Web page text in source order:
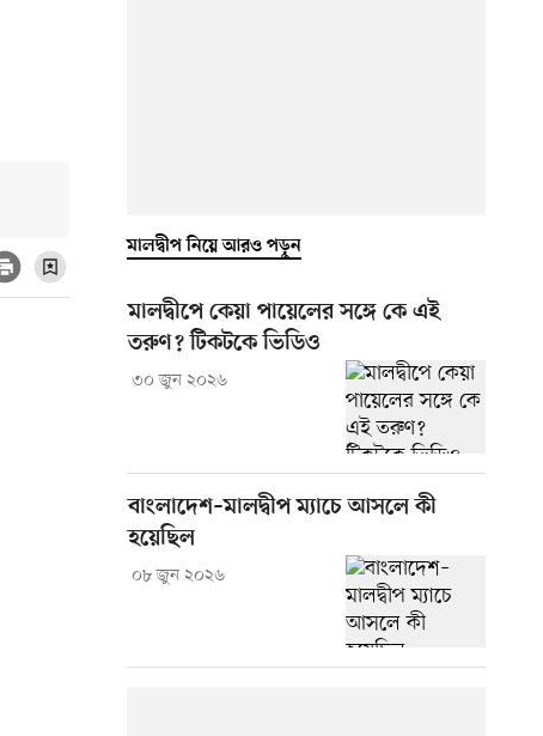
মালদ্বীপ নিয়ে আরও পড়ুন
মালদ্বীপে কেয়া পায়েলের সঙ্গে কে এই
তরুণ? টিকটকে ভিডিও
৩০ জুন ২০২৬
বাংলাদেশ–মালদ্বীপ ম্যাচে আসলে কী
হয়েছিল
০৮ জুন ২০২৬